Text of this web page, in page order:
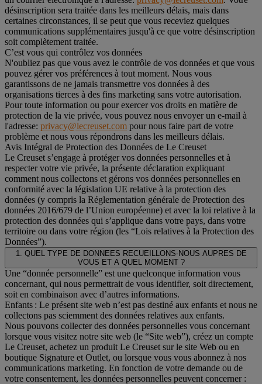
désinscription sera traitée dans les meilleurs délais, mais dans
certaines circonstances, il se peut que vous receviez quelques
communications supplémentaires jusqu'à ce que votre désinscription
soit complètement traitée.
C’est vous qui contrôlez vos données
N'oubliez pas que vous avez le contrôle de vos données et que vous
pouvez gérer vos préférences à tout moment. Nous vous
garantissons de ne jamais transmettre vos données à des
organisations tierces à des fins marketing sans votre autorisation.
Pour toute information ou pour exercer vos droits en matière de
protection de la vie privée, vous pouvez nous envoyer un e-mail à
l'adresse: privacy@lecreuset.com pour nous faire part de votre
problème et nous vous répondrons dans les meilleurs délais.
Avis Intégral de Protection des Données de Le Creuset
Le Creuset s’engage à protéger vos données personnelles et à
respecter votre vie privée, la présente déclaration expliquant
comment nous collectons et gérons vos données personnelles en
conformité avec la législation UE relative à la protection des
données (y compris la Réglementation générale de Protection des
données 2016/679 de l’Union européenne) et avec la loi relative à la
protection des données qui s’applique dans votre pays, dans votre
territoire ou dans votre région (les “Lois relatives à la Protection des
Données”).
1. QUEL TYPE DE DONNEES RECUEILLONS-NOUS AUPRES DE
VOUS ET A QUEL MOMENT ?
Une “donnée personnelle” est une quelconque information vous
concernant, qui nous permettrait de vous identifier, soit directement,
soit en combinaison avec d’autres informations.
Enfants : Le présent site web n’est pas destiné aux enfants et nous ne
collectons pas sciemment des données relatives aux enfants.
Nous pouvons collecter des données personnelles vous concernant
lorsque vous visitez notre site web (le “Site web”), créez un compte
Le Creuset, achetez un produit Le Creuset sur le site Web ou en
boutique Signature et Outlet, ou lorsque vous vous abonnez à nos
communications marketing. En fonction de votre demande ou de
votre consentement, les données personnelles peuvent concerner :